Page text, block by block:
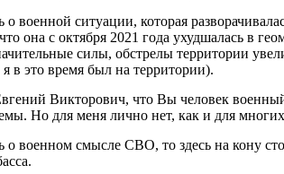
о военной ситуации, которая
она с октября 2021 года ухудшалась в
силы, обстрелы территории
в это время был на территории).
Викторович, что Вы человек
Но для меня лично нет, как и для
о военном смысле СВО, то здесь на кону